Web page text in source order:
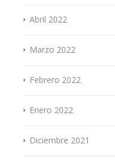
Abril 2022
Marzo 2022
Febrero 2022
Enero 2022
Diciembre 2021